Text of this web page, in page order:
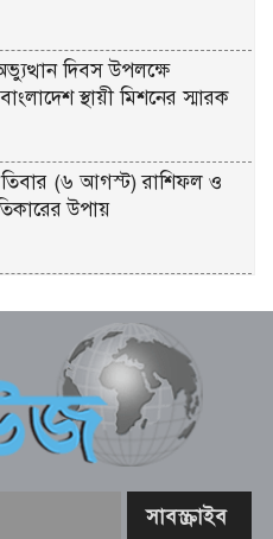
দিবস উপলক্ষে
স্থায়ী মিশনের স্মারক
(৬ আগস্ট) রাশিফল ও
উপায়
এইদিনে
দিল্লিতে সংবাদ সম্মেলন নিয়ে
কড়া প্রতিক্রিয়া
বর্জ্য নির্গমনস্থল থেকে নমুনা